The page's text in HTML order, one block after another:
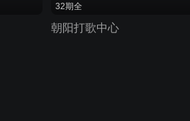
32期全
朝阳打歌中心